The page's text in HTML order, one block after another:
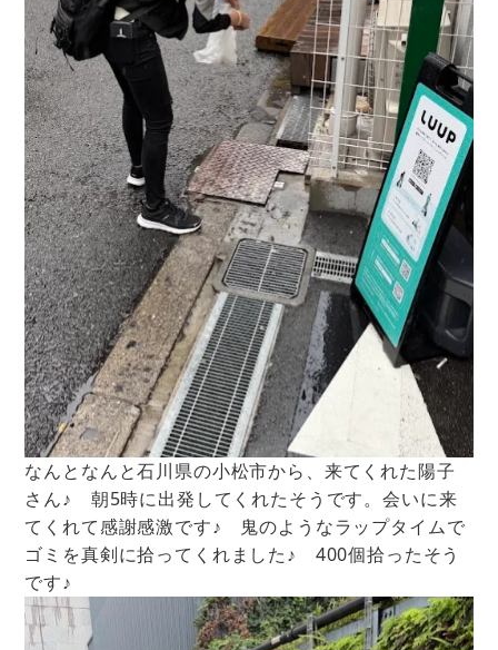
なんとなんと石川県の小松市から、来てくれた陽子
さん♪ 朝5時に出発してくれたそうです。会いに来
てくれて感謝感激です♪ 鬼のようなラップタイムで
ゴミを真剣に拾ってくれました♪ 400個拾ったそう
です♪